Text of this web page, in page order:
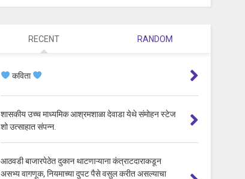
RECENT RANDOM
कविता
शासकीय उच्च माध्यमिक आश्रमशाळा देवाडा येथे संमोहन स्टेज
शो उत्साहात संपन्न.
आठवडी बाजारपेठेत दुकान थाटणाऱ्याना कंत्राटदाराकडून
असभ्य वागणूक, नियमाच्या दुपट पैसे वसुल करीत असल्याचा